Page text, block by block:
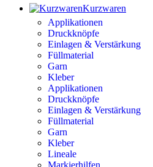
Kurzwaren
Applikationen
Druckknöpfe
Einlagen & Verstärkung
Füllmaterial
Garn
Kleber
Applikationen
Druckknöpfe
Einlagen & Verstärkung
Füllmaterial
Garn
Kleber
Lineale
Markierhilfen